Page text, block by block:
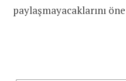
paylaşmayacaklarını